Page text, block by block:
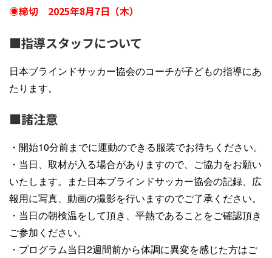
◉締切 2025年8月7日（木）
■指導スタッフについて
日本ブラインドサッカー協会のコーチが子どもの指導にあ
たります。
■諸注意
・開始10分前までに運動のできる服装でお待ちください。
・当日、取材が入る場合がありますので、ご協力をお願い
いたします。また日本ブラインドサッカー協会の記録、広
報用に写真、動画の撮影を行いますのでご了承ください。
・当日の朝検温をして頂き、平熱であることをご確認頂き
ご参加ください。
・プログラム当日2週間前から体調に異変を感じた方はご